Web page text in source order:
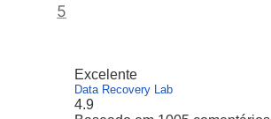
5
Excelente
Data Recovery Lab
4.9